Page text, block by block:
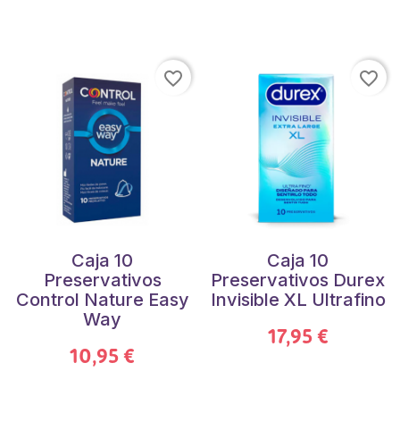
Caja 10
Preservativos
Control Nature Easy
Way
10,95 €
favorite_border
Caja 10
Preservativos Durex
Invisible XL Ultrafino
17,95 €
favorite_border